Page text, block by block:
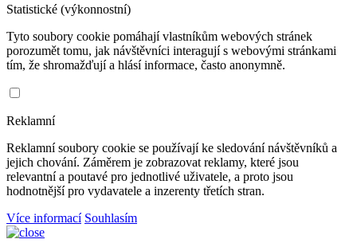
Statistické (výkonnostní)
Tyto soubory cookie pomáhají vlastníkům webových stránek
porozumět tomu, jak návštěvníci interagují s webovými stránkami
tím, že shromažďují a hlásí informace, často anonymně.
Reklamní
Reklamní soubory cookie se používají ke sledování návštěvníků a
jejich chování. Záměrem je zobrazovat reklamy, které jsou
relevantní a poutavé pro jednotlivé uživatele, a proto jsou
hodnotnější pro vydavatele a inzerenty třetích stran.
Více informací Souhlasím